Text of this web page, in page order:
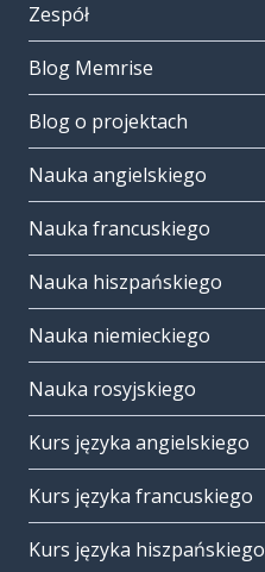
Zespół
Blog Memrise
Blog o projektach
Nauka angielskiego
Nauka francuskiego
Nauka hiszpańskiego
Nauka niemieckiego
Nauka rosyjskiego
Kurs języka angielskiego
Kurs języka francuskiego
Kurs języka hiszpańskiego